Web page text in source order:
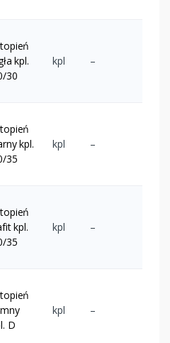
kpl.
30
kpl –
kpl.
35
kpl –
kpl.
35
kpl –
D
kpl –